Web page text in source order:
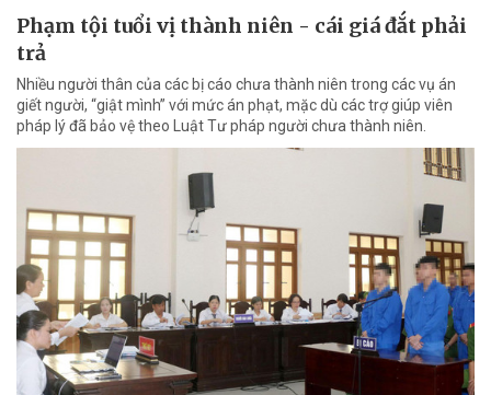
Phạm tội tuổi vị thành niên - cái giá đắt phải
trả
Nhiều người thân của các bị cáo chưa thành niên trong các vụ án
giết người, “giật mình” với mức án phạt, mặc dù các trợ giúp viên
pháp lý đã bảo vệ theo Luật Tư pháp người chưa thành niên.